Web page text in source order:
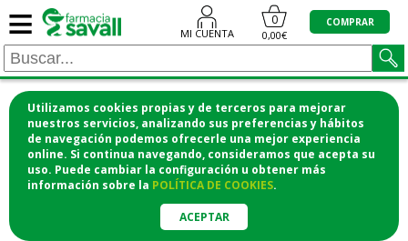
Utilizamos cookies propias y de terceros para mejorar
nuestros servicios, analizando sus preferencias y hábitos
de navegación podemos ofrecerle una mejor experiencia
online. Si continua navegando, consideramos que acepta su
uso. Puede cambiar la configuración u obtener más
información sobre la POLÍTICA DE COOKIES.
ACEPTAR
≡ MI CUENTA
0
0,00€
COMPRAR
¡COMPRA CÓMODAMENTE DESDE CASA Y RECOGE
EN LA FARMACIA!
o si lo prefieres te lo mandamos a casa
Higiene bucodental